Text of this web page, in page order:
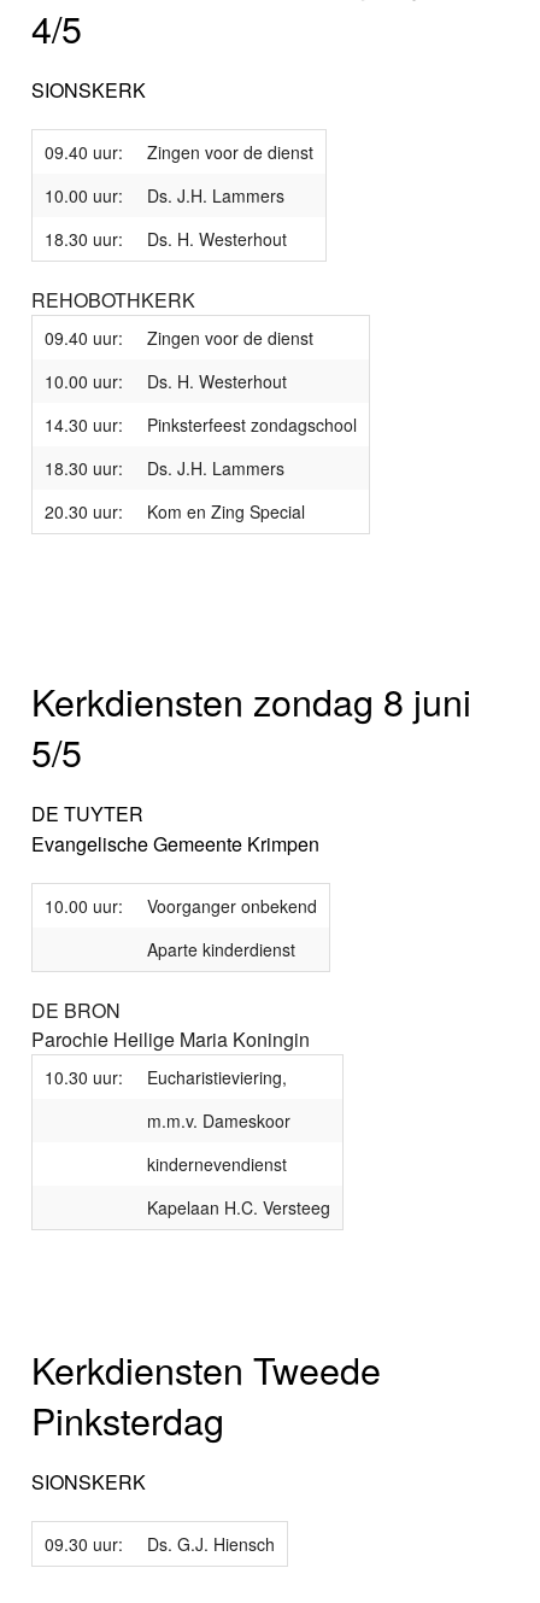
4/5
SIONSKERK
09.40 uur:
Zingen voor de dienst
10.00 uur:
Ds. J.H. Lammers
18.30 uur:
Ds. H. Westerhout
REHOBOTHKERK
09.40 uur:
Zingen voor de dienst
10.00 uur:
Ds. H. Westerhout
14.30 uur:
Pinksterfeest zondagschool
18.30 uur:
Ds. J.H. Lammers
20.30 uur:
Kom en Zing Special
Kerkdiensten zondag 8 juni
5/5
DE TUYTER
Evangelische Gemeente Krimpen
10.00 uur:
Voorganger onbekend
Aparte kinderdienst
DE BRON
Parochie Heilige Maria Koningin
10.30 uur:
Eucharistieviering,
m.m.v. Dameskoor
kindernevendienst
Kapelaan H.C. Versteeg
Kerkdiensten Tweede
Pinksterdag
SIONSKERK
09.30 uur: Ds. G.J. Hiensch